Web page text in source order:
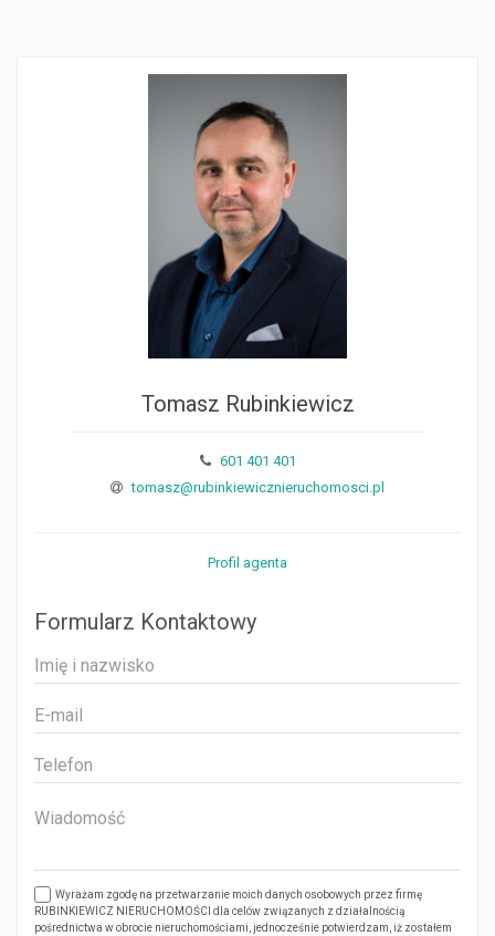
Tomasz Rubinkiewicz
601 401 401
tomasz@rubinkiewicznieruchomosci.pl
Profil agenta
Formularz Kontaktowy
Wyrażam zgodę na przetwarzanie moich danych osobowych przez firmę
RUBINKIEWICZ NIERUCHOMOŚCI dla celów związanych z działalnością
pośrednictwa w obrocie nieruchomościami, jednocześnie potwierdzam, iż zostałem